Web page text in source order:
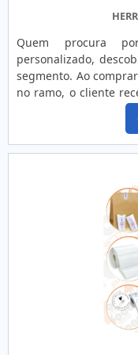
Quem procura
personalizado,
segmento. Ao
no ramo, o cliente
e terá a garantia
qualquer
segurança
especializados da
SEGURANÇA
estratégia em criar
escritório de alta
atividades e sede
certificar que se
personalizado com
eficientes de uma
excelência e